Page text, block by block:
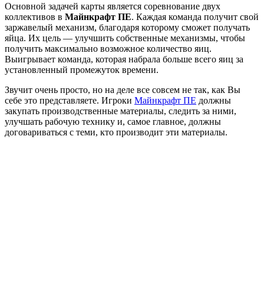
Основной задачей карты является соревнование двух
коллективов в Майнкрафт ПЕ. Каждая команда получит свой
заржавелый механизм, благодаря которому сможет получать
яйца. Их цель — улучшить собственные механизмы, чтобы
получить максимально возможное количество яиц.
Выигрывает команда, которая набрала больше всего яиц за
установленный промежуток времени.
Звучит очень просто, но на деле все совсем не так, как Вы
себе это представляете. Игроки Майнкрафт ПЕ должны
закупать производственные материалы, следить за ними,
улучшать рабочую технику и, самое главное, должны
договариваться с теми, кто производит эти материалы.